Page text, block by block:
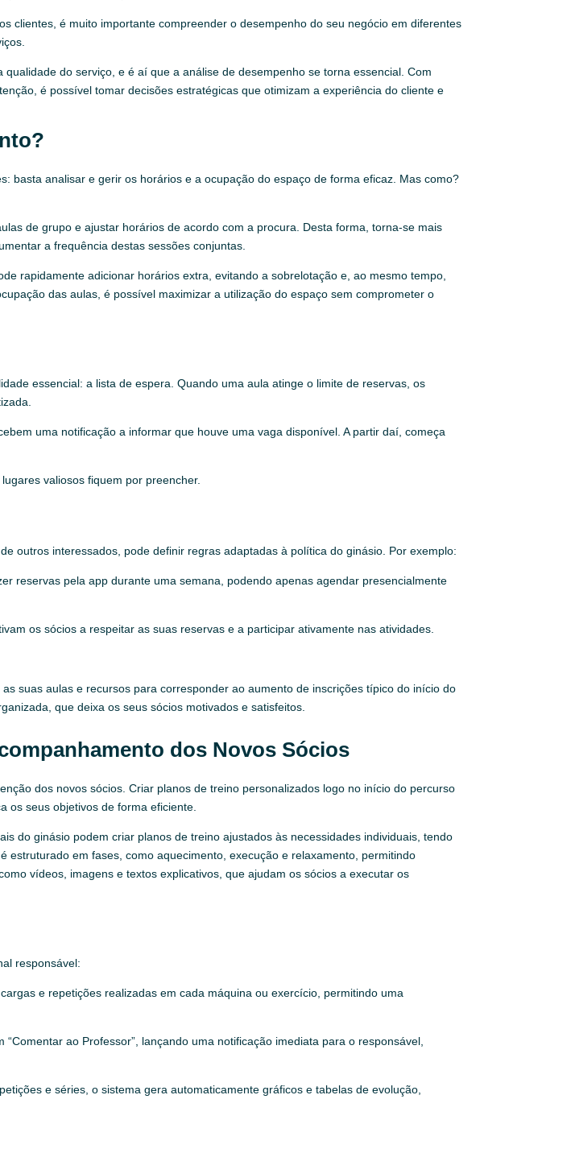
clientes, é muito importante compreender o desempenho do seu negócio em diferentes
do serviço, e é aí que a análise de desempenho se torna essencial. Com
é possível tomar decisões estratégicas que otimizam a experiência do cliente e
basta analisar e gerir os horários e a ocupação do espaço de forma eficaz. Mas como?
de grupo e ajustar horários de acordo com a procura. Desta forma, torna-se mais
a frequência destas sessões conjuntas.
rapidamente adicionar horários extra, evitando a sobrelotação e, ao mesmo tempo,
das aulas, é possível maximizar a utilização do espaço sem comprometer o
essencial: a lista de espera. Quando uma aula atinge o limite de reservas, os
uma notificação a informar que houve uma vaga disponível. A partir daí, começa
valiosos fiquem por preencher.
outros interessados, pode definir regras adaptadas à política do ginásio. Por exemplo:
reservas pela app durante uma semana, podendo apenas agendar presencialmente
os sócios a respeitar as suas reservas e a participar ativamente nas atividades.
suas aulas e recursos para corresponder ao aumento de inscrições típico do início do
que deixa os seus sócios motivados e satisfeitos.
dos Novos Sócios
dos novos sócios. Criar planos de treino personalizados logo no início do percurso
os seus objetivos de forma eficiente.
do ginásio podem criar planos de treino ajustados às necessidades individuais, tendo
em fases, como aquecimento, execução e relaxamento, permitindo
vídeos, imagens e textos explicativos, que ajudam os sócios a executar os
responsável:
e repetições realizadas em cada máquina ou exercício, permitindo uma
ao Professor”, lançando uma notificação imediata para o responsável,
e séries, o sistema gera automaticamente gráficos e tabelas de evolução,